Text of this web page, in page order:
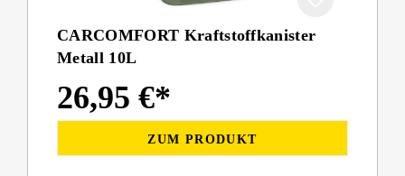
CARCOMFORT Kraftstoffkanister
Metall 10L
26,95 €*
ZUM PRODUKT